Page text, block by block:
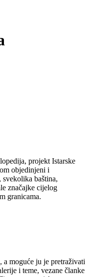
projekt Istarske
objedinjeni i
baština,
značajke cijelog
granicama.
a moguće ju je pretraživati
i teme, vezane članke